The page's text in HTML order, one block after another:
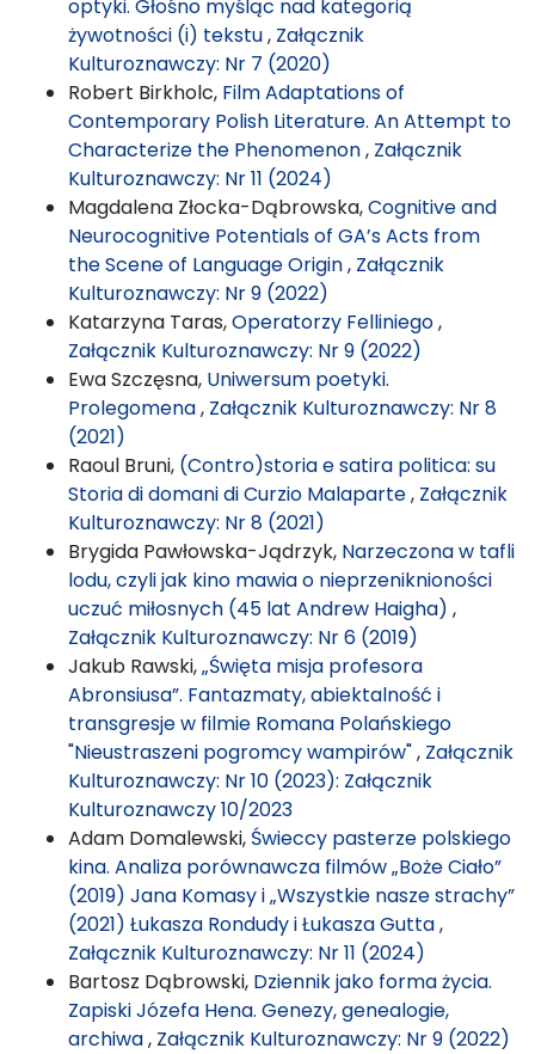
optyki. Głośno myśląc nad kategorią
żywotności (i) tekstu, Załącznik
Kulturoznawczy: Nr 7 (2020)
Robert Birkholc, Film Adaptations of
Contemporary Polish Literature. An Attempt to
Characterize the Phenomenon, Załącznik
Kulturoznawczy: Nr 11 (2024)
Magdalena Złocka-Dąbrowska,Cognitive and
Neurocognitive Potentials of GA’s Acts from
the Scene of Language Origin, Załącznik
Kulturoznawczy: Nr 9 (2022)
Katarzyna Taras,Operatorzy Felliniego,
Załącznik Kulturoznawczy: Nr 9 (2022)
Ewa Szczęsna, Uniwersum poetyki.
Prolegomena, Załącznik Kulturoznawczy: Nr 8
(2021)
Raoul Bruni, (Contro)storia e satira politica: su
Storia di domani di Curzio Malaparte, Załącznik
Kulturoznawczy: Nr 8 (2021)
Brygida Pawłowska-Jądrzyk, Narzeczona w tafli
lodu, czyli jak kino mawia o nieprzeniknioności
uczuć miłosnych (45 lat Andrew Haigha) ,
Załącznik Kulturoznawczy: Nr 6 (2019)
Jakub Rawski,„Święta misja profesora
Abronsiusa”. Fantazmaty, abiektalność i
transgresje w filmie Romana Polańskiego
"Nieustraszeni pogromcy wampirów", Załącznik
Kulturoznawczy: Nr 10 (2023): Załącznik
Kulturoznawczy 10/2023
Adam Domalewski, Świeccy pasterze polskiego
kina. Analiza porównawcza filmów „Boże Ciało”
(2019) Jana Komasy i „Wszystkie nasze strachy”
(2021) Łukasza Rondudy i Łukasza Gutta,
Załącznik Kulturoznawczy: Nr 11 (2024)
Bartosz Dąbrowski, Dziennik jako forma życia.
Zapiski Józefa Hena. Genezy, genealogie,
archiwa, Załącznik Kulturoznawczy: Nr 9 (2022)